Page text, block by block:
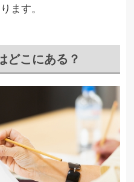
ます。
どこにある？